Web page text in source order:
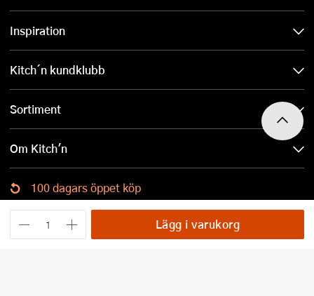
Lägg i varukorg
Inspiration
Kitch´n kundklubb
Sortiment
Om Kitch'n
100 dagars öppet köp
Ladda ned Kitch´n-appen